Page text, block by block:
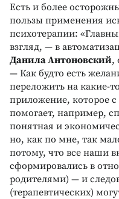
Есть и более
пользы применения
психотерапии:
взгляд, — в
Данила Антоновский,
— Как будто есть
переложить на какие-
приложение, которое
помогает, например,
понятная и
но, как по мне, так
потому, что все наши
сформировались в
родителями) — и
(терапевтических)